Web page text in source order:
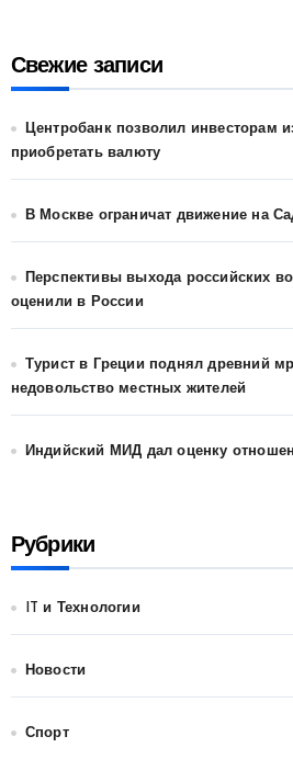
Свежие записи
Центробанк позволил инвесторам
приобретать валюту
В Москве ограничат движение на
Перспективы выхода российских
оценили в России
Турист в Греции поднял древний
недовольство местных жителей
Индийский МИД дал оценку
Рубрики
IT и Технологии
Новости
Спорт